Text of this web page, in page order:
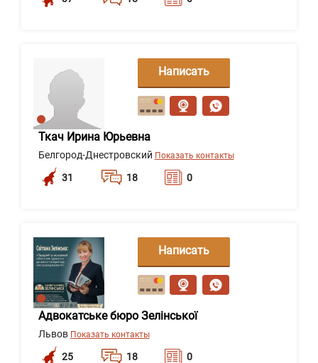
Ткач Ирина Юрьевна
Белгород-Днестровский Показать контакты
31 18 0
Написать
сообщение
Адвокатське бюро Зелінської
Львов Показать контакты
25 18 0
Написать
сообщение